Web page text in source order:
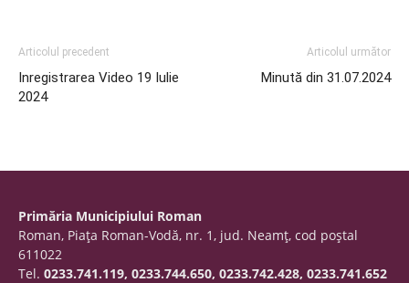
Articolul precedent
Inregistrarea Video 19 Iulie
2024
Articolul următor
Minută din 31.07.2024
Primăria Municipiului Roman
Roman, Piaţa Roman-Vodă, nr. 1, jud. Neamţ, cod poştal
611022
Tel. 0233.741.119, 0233.744.650, 0233.742.428, 0233.741.652